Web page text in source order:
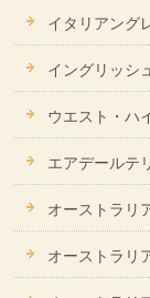
イタリアング
イングリッシ
ウエスト・ハ
エアデールテ
オーストラリ
オーストラリ